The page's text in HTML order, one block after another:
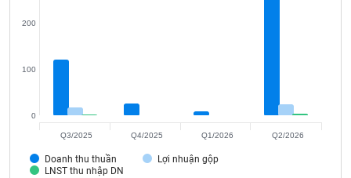
Doanh thu thuần
Lợi nhuận gộp
LNST thu nhập DN
0
100
200
Q3/2025 Q4/2025 Q1/2026 Q2/2026
Bài
viết